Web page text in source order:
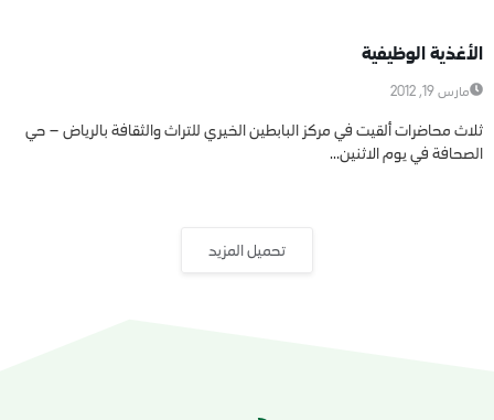
الأغذية الوظيفية
مارس 19, 2012
ثلاث محاضرات ألقيت في مركز البابطين الخيري للتراث والثقافة بالرياض – حي
الصحافة في يوم الاثنين...
تحميل المزيد